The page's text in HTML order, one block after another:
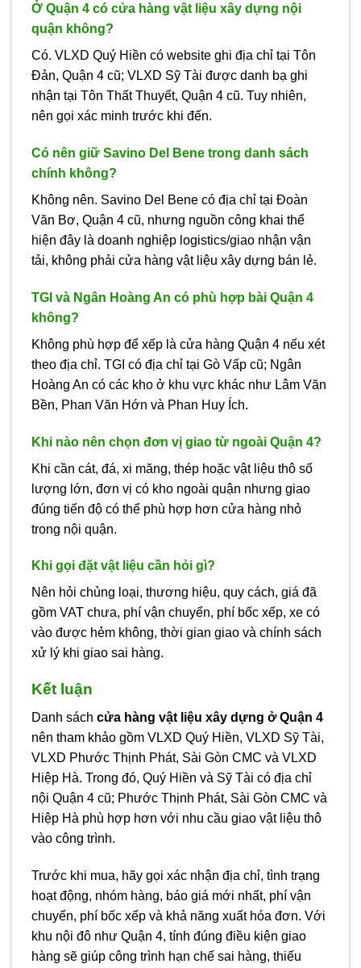
Ở Quận 4 có cửa hàng vật liệu xây dựng nội
quận không?
Có. VLXD Quý Hiền có website ghi địa chỉ tại Tôn
Đản, Quận 4 cũ; VLXD Sỹ Tài được danh bạ ghi
nhận tại Tôn Thất Thuyết, Quận 4 cũ. Tuy nhiên,
nên gọi xác minh trước khi đến.
Có nên giữ Savino Del Bene trong danh sách
chính không?
Không nên. Savino Del Bene có địa chỉ tại Đoàn
Văn Bơ, Quận 4 cũ, nhưng nguồn công khai thể
hiện đây là doanh nghiệp logistics/giao nhận vận
tải, không phải cửa hàng vật liệu xây dựng bán lẻ.
TGI và Ngân Hoàng An có phù hợp bài Quận 4
không?
Không phù hợp để xếp là cửa hàng Quận 4 nếu xét
theo địa chỉ. TGI có địa chỉ tại Gò Vấp cũ; Ngân
Hoàng An có các kho ở khu vực khác như Lâm Văn
Bền, Phan Văn Hớn và Phan Huy Ích.
Khi nào nên chọn đơn vị giao từ ngoài Quận 4?
Khi cần cát, đá, xi măng, thép hoặc vật liệu thô số
lượng lớn, đơn vị có kho ngoài quận nhưng giao
đúng tiến độ có thể phù hợp hơn cửa hàng nhỏ
trong nội quận.
Khi gọi đặt vật liệu cần hỏi gì?
Nên hỏi chủng loại, thương hiệu, quy cách, giá đã
gồm VAT chưa, phí vận chuyển, phí bốc xếp, xe có
vào được hẻm không, thời gian giao và chính sách
xử lý khi giao sai hàng.
Kết luận
Danh sách cửa hàng vật liệu xây dựng ở Quận 4
nên tham khảo gồm VLXD Quý Hiền, VLXD Sỹ Tài,
VLXD Phước Thịnh Phát, Sài Gòn CMC và VLXD
Hiệp Hà. Trong đó, Quý Hiền và Sỹ Tài có địa chỉ
nội Quận 4 cũ; Phước Thịnh Phát, Sài Gòn CMC và
Hiệp Hà phù hợp hơn với nhu cầu giao vật liệu thô
vào công trình.
Trước khi mua, hãy gọi xác nhận địa chỉ, tình trạng
hoạt động, nhóm hàng, báo giá mới nhất, phí vận
chuyển, phí bốc xếp và khả năng xuất hóa đơn. Với
khu nội đô như Quận 4, tính đúng điều kiện giao
hàng sẽ giúp công trình hạn chế sai hàng, thiếu